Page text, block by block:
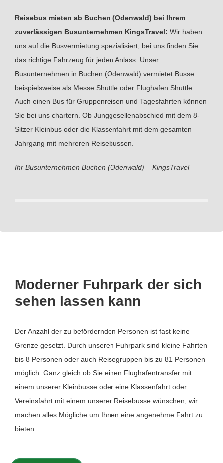
Reisebus mieten ab Buchen (Odenwald) bei Ihrem
zuverlässigen Busunternehmen KingsTravel: Wir haben
uns auf die Busvermietung spezialisiert, bei uns finden Sie
das richtige Fahrzeug für jeden Anlass. Unser
Busunternehmen in Buchen (Odenwald) vermietet Busse
beispielsweise als Messe Shuttle oder Flughafen Shuttle.
Auch einen Bus für Gruppenreisen und Tagesfahrten können
Sie bei uns chartern. Ob Junggesellenabschied mit dem 8-
Sitzer Kleinbus oder die Klassenfahrt mit dem gesamten
Jahrgang mit mehreren Reisebussen.
Ihr Busunternehmen Buchen (Odenwald) – KingsTravel
Moderner Fuhrpark der sich
sehen lassen kann
Der Anzahl der zu befördernden Personen ist fast keine
Grenze gesetzt. Durch unseren Fuhrpark sind kleine Fahrten
bis 8 Personen oder auch Reisegruppen bis zu 81 Personen
möglich. Ganz gleich ob Sie einen Flughafentransfer mit
einem unserer Kleinbusse oder eine Klassenfahrt oder
Vereinsfahrt mit einem unserer Reisebusse wünschen, wir
machen alles Mögliche um Ihnen eine angenehme Fahrt zu
bieten.